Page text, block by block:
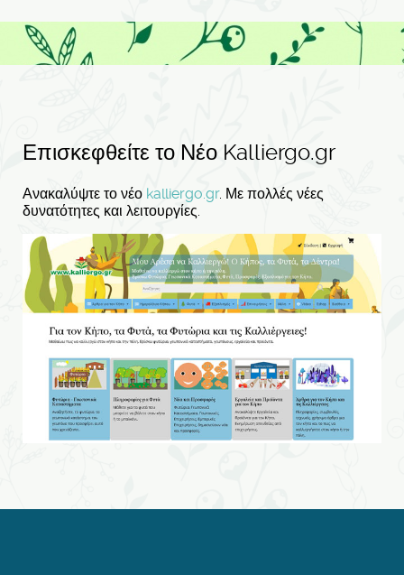
Επισκεφθείτε το Νέο Kalliergo.gr
Ανακαλύψτε το νέο kalliergo.gr. Με πολλές νέες
δυνατότητες και λειτουργίες.